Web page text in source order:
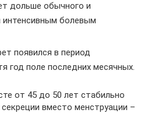
дольше обычного и
болевым
появился в период
год поле последних месячных.
от 45 до 50 лет стабильно
вместо менструации –